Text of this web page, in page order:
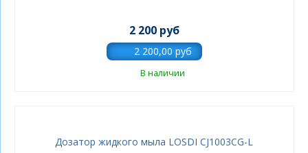
2 200 руб
В наличии
Дозатор жидкого мыла LOSDI CJ1003CG-L